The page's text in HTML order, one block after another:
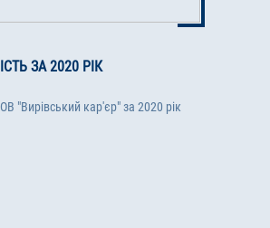
ЗА 2020 РІК
"Вирівський кар'єр" за 2020 рік